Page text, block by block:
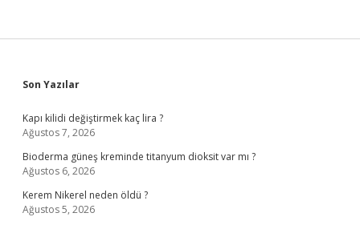
Sidebar
Son Yazılar
Kapı kilidi değiştirmek kaç lira ?
Ağustos 7, 2026
Bioderma güneş kreminde titanyum dioksit var mı ?
Ağustos 6, 2026
Kerem Nikerel neden öldü ?
Ağustos 5, 2026